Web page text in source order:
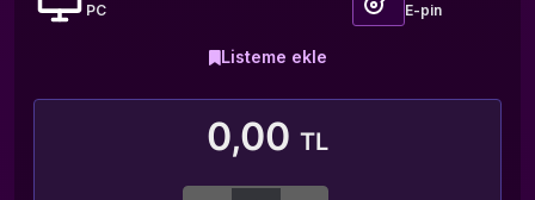
PC
E-pin
Listeme ekle
0,00 TL